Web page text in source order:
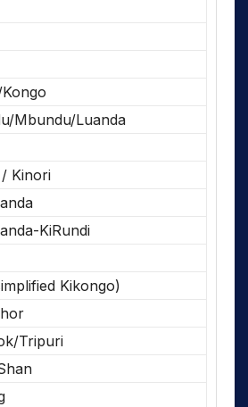
Mbundu/Luanda
Kinori
KiRundi
Kikongo)
Tripuri